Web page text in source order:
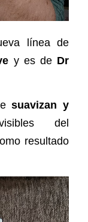
línea de
y es de Dr
suavizan y
del
resultado